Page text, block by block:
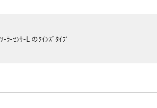
ｿ-ﾗ-ｾﾝｻ-L のｸｲﾝｽﾞﾀｲﾌﾟ